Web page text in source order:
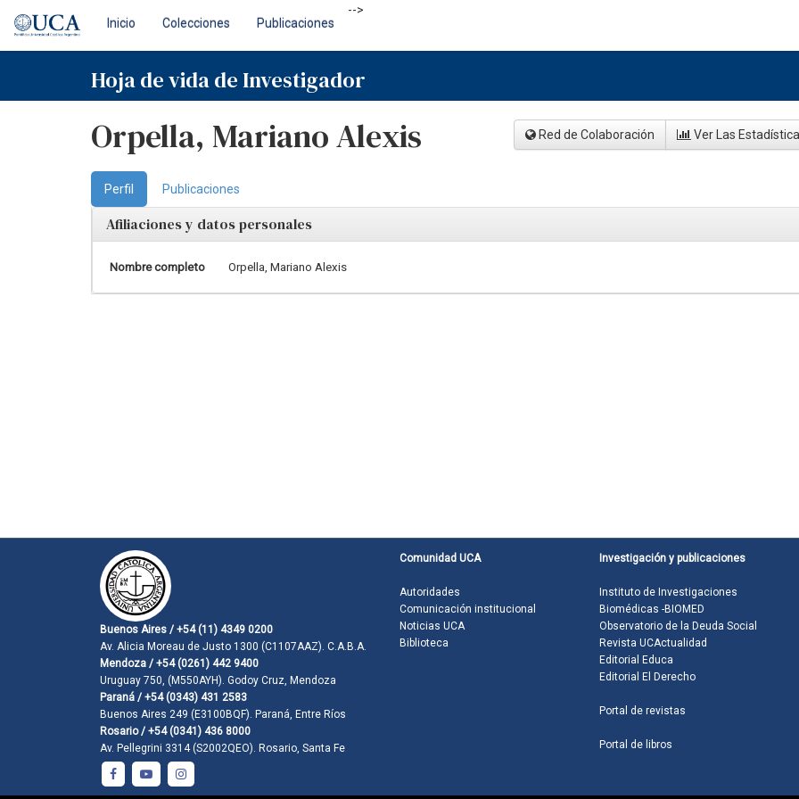
navigation
Inicio Colecciones Publicaciones
-->
Hoja de vida de Investigador
Orpella, Mariano Alexis Red de Colaboración Ver Las
Perfil Publicaciones
Afiliaciones y datos personales
Nombre completo Orpella, Mariano Alexis
Buenos Aires / +54 (11) 4349 0200
Av. Alicia Moreau de Justo 1300 (C1107AAZ). C.A.B.A.
Mendoza / +54 (0261) 442 9400
Uruguay 750, (M550AYH). Godoy Cruz, Mendoza
Paraná / +54 (0343) 431 2583
Buenos Aires 249 (E3100BQF). Paraná, Entre Ríos
Rosario / +54 (0341) 436 8000
Av. Pellegrini 3314 (S2002QEO). Rosario, Santa Fe
Comunidad UCA
Autoridades
Comunicación institucional
Noticias UCA
Biblioteca
Investigación y publicaciones
Instituto de Investigaciones
Biomédicas -BIOMED
Observatorio de la Deuda Social
Revista UCActualidad
Editorial Educa
Editorial El Derecho
Portal de revistas
Portal de libros